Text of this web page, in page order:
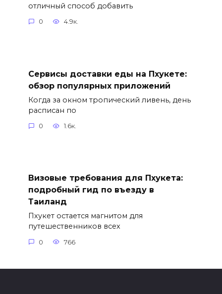
отличный способ добавить
0 4.9к.
Сервисы доставки еды на Пхукете:
обзор популярных приложений
Когда за окном тропический ливень, день
расписан по
0 1.6к.
Визовые требования для Пхукета:
подробный гид по въезду в
Таиланд
Пхукет остается магнитом для
путешественников всех
0 766